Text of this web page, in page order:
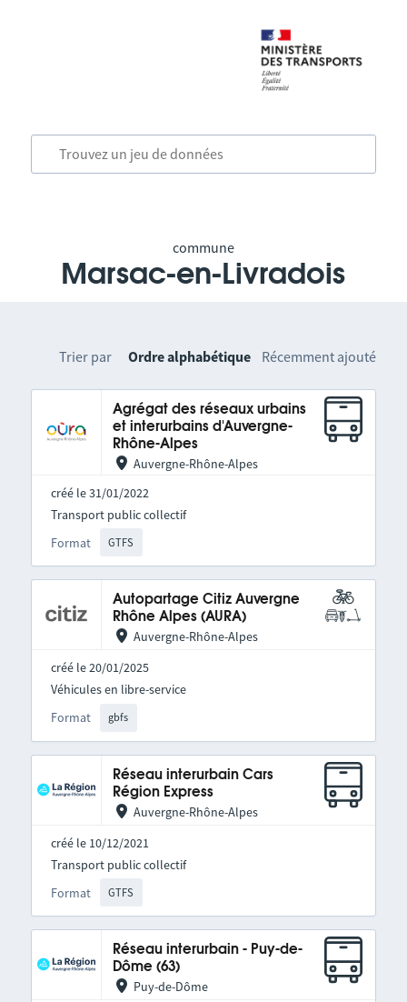
commune
Marsac-en-Livradois
Trier par Ordre alphabétique Récemment ajouté
Agrégat des réseaux urbains
et interurbains d'Auvergne-
Rhône-Alpes
Auvergne-Rhône-Alpes
créé le 31/01/2022
Format GTFS
Transport public collectif
Autopartage Citiz Auvergne
Rhône Alpes (AURA)
Auvergne-Rhône-Alpes
créé le 20/01/2025
Format gbfs
Véhicules en libre-service
Réseau interurbain Cars
Région Express
Auvergne-Rhône-Alpes
créé le 10/12/2021
Format GTFS
Transport public collectif
Réseau interurbain - Puy-de-
Dôme (63)
Puy-de-Dôme